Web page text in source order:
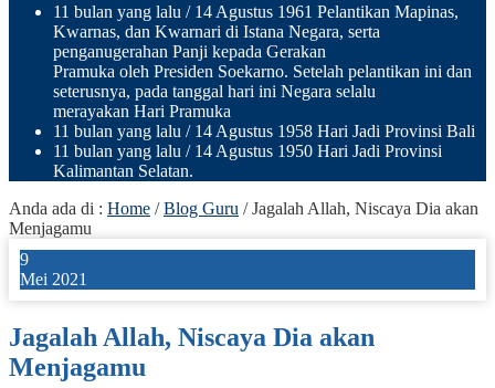
11 bulan yang lalu / 14 Agustus 1961 Pelantikan Mapinas,
Kwarnas, dan Kwarnari di Istana Negara, serta
penganugerahan Panji kepada Gerakan
Pramuka oleh Presiden Soekarno. Setelah pelantikan ini dan
seterusnya, pada tanggal hari ini Negara selalu
merayakan Hari Pramuka
11 bulan yang lalu / 14 Agustus 1958 Hari Jadi Provinsi Bali
11 bulan yang lalu / 14 Agustus 1950 Hari Jadi Provinsi
Kalimantan Selatan.
Anda ada di : Home /Blog Guru /Jagalah Allah, Niscaya Dia akan
Menjagamu
9
Mei 2021
Jagalah Allah, Niscaya Dia akan
Menjagamu